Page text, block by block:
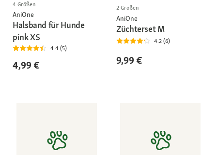
4 Größen
AniOne
Halsband für Hunde
pink XS
4.4 (5)
4,99 €
2 Größen
AniOne
Züchterset M
4.2 (6)
9,99 €